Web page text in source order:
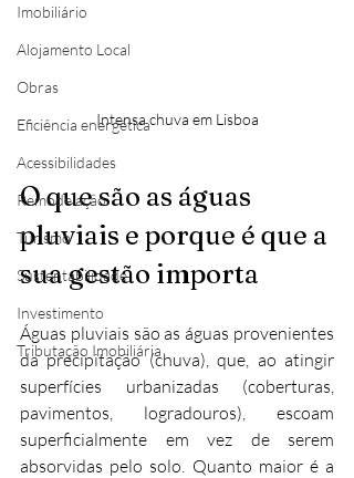
Imobiliário
Alojamento Local
Obras
Eficiência energética
Acessibilidades
Remodelação
Turismo
Sustentabilidade
Investimento
Tributação Imobiliária
Intensa chuva em Lisboa
O que são as águas
pluviais e porque é que a
sua gestão importa
Águas pluviais são as águas provenientes
da precipitação (chuva), que, ao atingir
superfícies urbanizadas (coberturas,
pavimentos, logradouros), escoam
superficialmente em vez de serem
absorvidas pelo solo. Quanto maior é a